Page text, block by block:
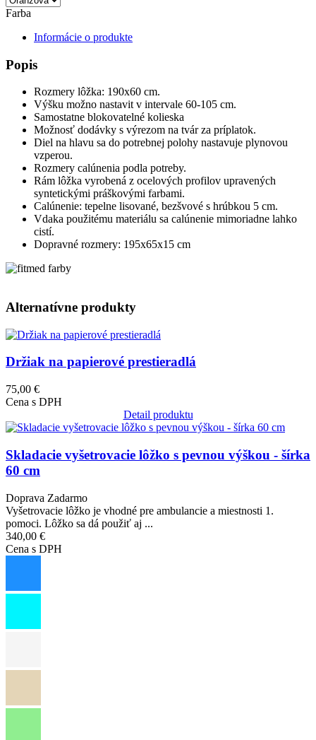
Farba
Informácie o produkte
Popis
Rozmery lôžka: 190x60 cm.
Výšku možno nastavit v intervale 60-105 cm.
Samostatne blokovatelné kolieska
Možnosť dodávky s výrezom na tvár za príplatok.
Diel na hlavu sa do potrebnej polohy nastavuje plynovou
vzperou.
Rozmery calúnenia podla potreby.
Rám lôžka vyrobená z ocelových profilov upravených
syntetickými práškovými farbami.
Calúnenie: tepelne lisované, bezšvové s hrúbkou 5 cm.
Vdaka použitému materiálu sa calúnenie mimoriadne lahko
cistí.
Dopravné rozmery: 195x65x15 cm
Alternatívne produkty
Obrázok
Držiak na papierové prestieradlá
75,00 €
Cena s DPH
Detail produktu
Obrázok
Skladacie vyšetrovacie lôžko s pevnou výškou - šírka
60 cm
Doprava Zadarmo
Vyšetrovacie lôžko je vhodné pre ambulancie a miestnosti 1.
pomoci. Lôžko sa dá použiť aj ...
340,00 €
Cena s DPH